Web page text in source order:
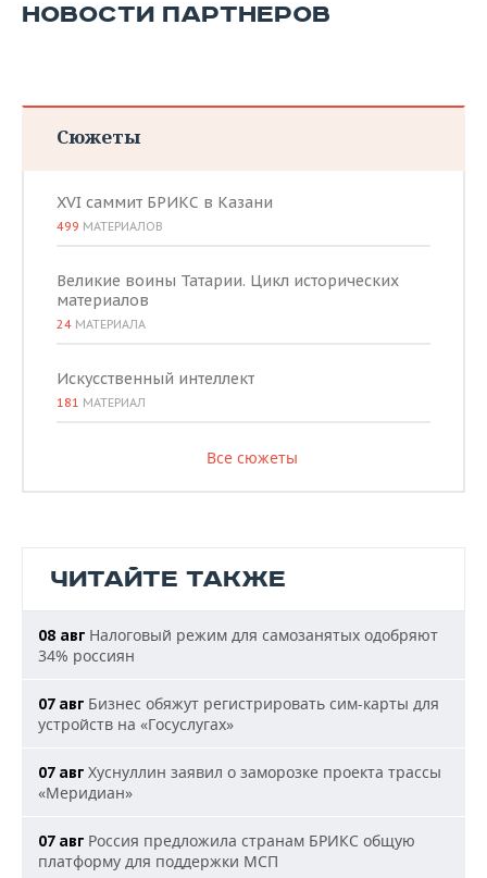
НОВОСТИ ПАРТНЕРОВ
Сюжеты
XVI саммит БРИКС в Казани
499 МАТЕРИАЛОВ
Великие воины Татарии. Цикл исторических
материалов
24 МАТЕРИАЛА
Искусственный интеллект
181 МАТЕРИАЛ
Все сюжеты
ЧИТАЙТЕ ТАКЖЕ
08 авг Налоговый режим для самозанятых одобряют
34% россиян
07 авг Бизнес обяжут регистрировать сим-карты для
устройств на «Госуслугах»
07 авг Хуснуллин заявил о заморозке проекта трассы
«Меридиан»
07 авг Россия предложила странам БРИКС общую
платформу для поддержки МСП